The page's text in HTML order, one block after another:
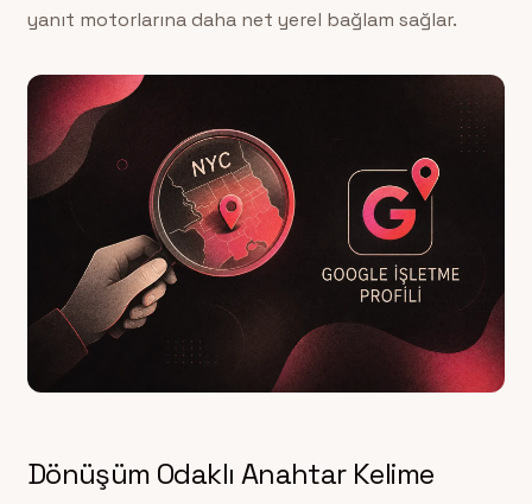
yanıt motorlarına daha net yerel bağlam sağlar.
Dönüşüm Odaklı Anahtar Kelime